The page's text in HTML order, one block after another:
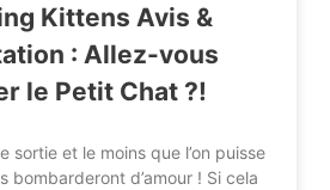
Kittens Avis &
: Allez-vous
le Petit Chat ?!
sortie et le moins que l’on puisse
bombarderont d’amour ! Si cela